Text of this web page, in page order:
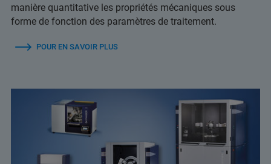
manière quantitative les propriétés mécaniques sous
forme de fonction des paramètres de traitement.
POUR EN SAVOIR PLUS